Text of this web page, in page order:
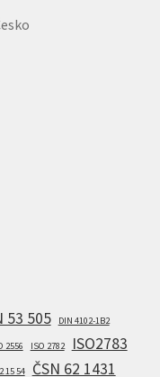
53 505 DIN 4102-1B2
2556 ISO 2782
ISO2783
15 54 ČSN 62 1431